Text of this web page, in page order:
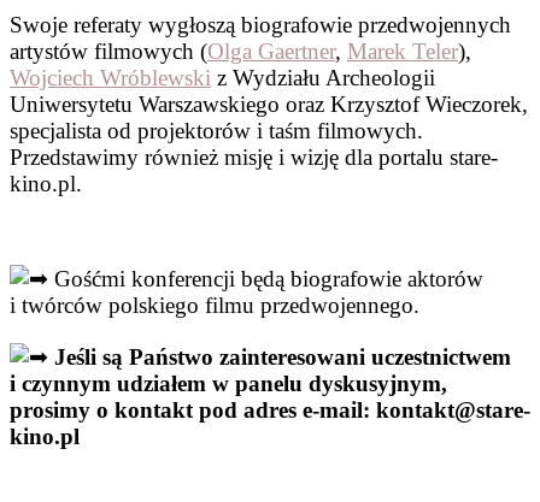
Swoje referaty wygłoszą biografowie przedwojennych
artystów filmowych (Olga Gaertner, Marek Teler),
Wojciech Wróblewski z Wydziału Archeologii
Uniwersytetu Warszawskiego oraz Krzysztof Wieczorek,
specjalista od projektorów i taśm filmowych.
Przedstawimy również misję i wizję dla portalu stare-
kino.pl.
Gośćmi konferencji będą biografowie aktorów
i twórców polskiego filmu przedwojennego.
Jeśli są Państwo zainteresowani uczestnictwem
i czynnym udziałem w panelu dyskusyjnym,
prosimy o kontakt pod adres e-mail: kontakt@stare-
kino.pl